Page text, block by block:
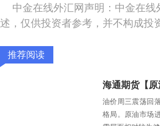
中金在线外汇网声明：中金在
述，仅供投资者参考，并不构成投
推荐阅读
海通期货【
油价周三震荡回
格局。原油市场